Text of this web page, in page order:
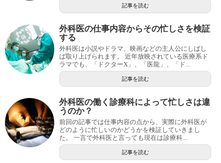
記事を読む
外科医の仕事内容からその忙しさを検証
する
外科医は小説やドラマ、映画などの主人公にしばし
ば取り上げられます。 近年放映されている医療系ド
ラマでも、「ドクターX」、「医龍」、「ド...
記事を読む
外科医の働く診療科によって忙しさは違
うのか？
前回の記事では仕事内容の点から、実際に外科医が
どのように忙しいのかどうかを検証していきまし
た。 一言で外科医と言っても現在は診療科...
記事を読む